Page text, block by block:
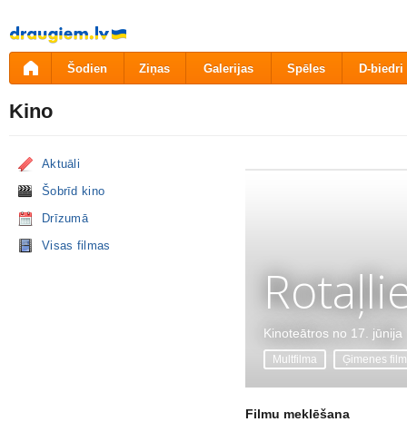
Pāriet
uz
saturu
Šodien Ziņas Galerijas Spēles D-biedri
Kino
Aktuāli
Šobrīd kino
Drīzumā
Visas filmas
Kinoteātros no 17. jūnija
Multfilma Ģimenes
Filmu meklēšana